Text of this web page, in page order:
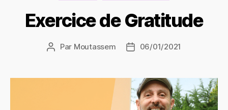
Exercice de Gratitude
Auteur
Par Moutassem
Date06/01/2021